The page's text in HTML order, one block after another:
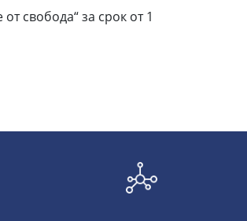
свобода“ за срок от 1